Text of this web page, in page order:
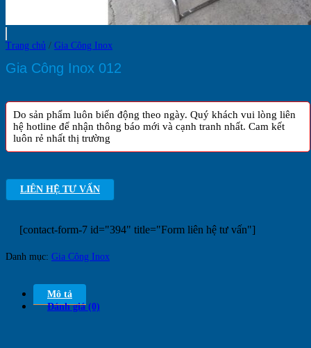
Trang chủ / Gia Công Inox
Gia Công Inox 012
Do sản phẩm luôn biến động theo ngày. Quý khách vui lòng liên
hệ hotline để nhận thông báo mới và cạnh tranh nhất. Cam kết
luôn rẻ nhất thị trường
LIÊN HỆ TƯ VẤN
[contact-form-7 id="394" title="Form liên hệ tư vấn"]
Danh mục: Gia Công Inox
Mô tả
Đánh giá (0)